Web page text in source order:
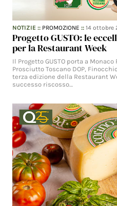
NOTIZIE :: PROMOZIONE ::14 ottobre
Progetto GUSTO: le
per la Restaurant Week
Il Progetto GUSTO porta a Monaco
Prosciutto Toscano DOP,
terza edizione della Restaurant
successo riscosso…